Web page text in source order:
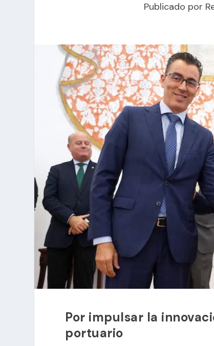
Publicado por
Por impulsar la
portuario